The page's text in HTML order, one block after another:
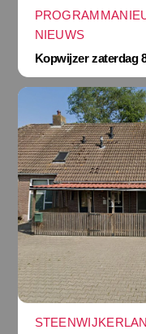
NIEUWS
Kopwijzer zaterdag